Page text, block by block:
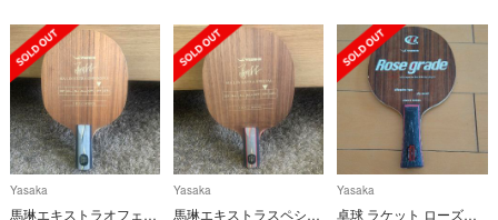
Yasaka
馬琳エキストラオフェンシブ 中国式 CHN
Yasaka
馬琳エキストラスペシャル 中国式 CHN
Yasaka
卓球 ラケット ローズグレイド